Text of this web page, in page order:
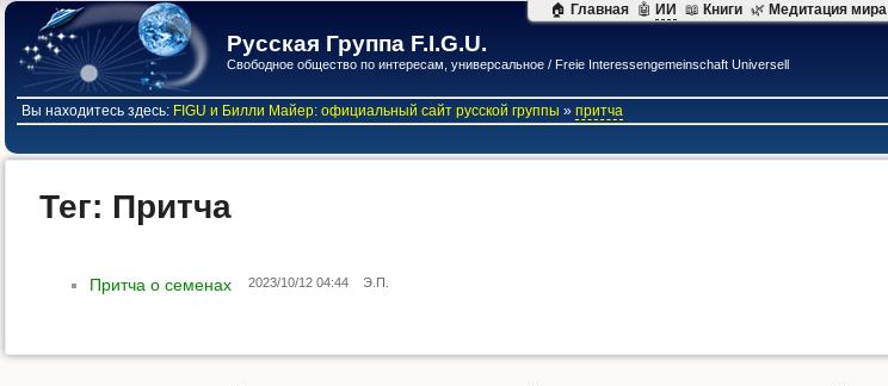
Русская Группа F.I.G.U.
Свободное общество по интересам, универсальное / Freie Interessengemeinschaft Universell
Вы находитесь здесь: FIGU и Билли Майер: официальный сайт русской группы »притча
Тег: Притча
Притча о семенах 2023/10/12 04:44 Э.П.
🏠 Главная 🤖 ИИ 📖 Книги 🌿 Mедитация мира